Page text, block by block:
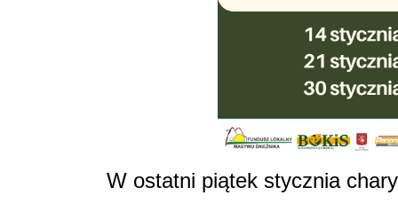
W ostatni piątek stycznia